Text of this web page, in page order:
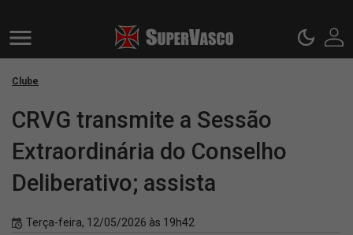
Clube
CRVG transmite a Sessão
Extraordinária do Conselho
Deliberativo; assista
Terça-feira, 12/05/2026 às 19h42